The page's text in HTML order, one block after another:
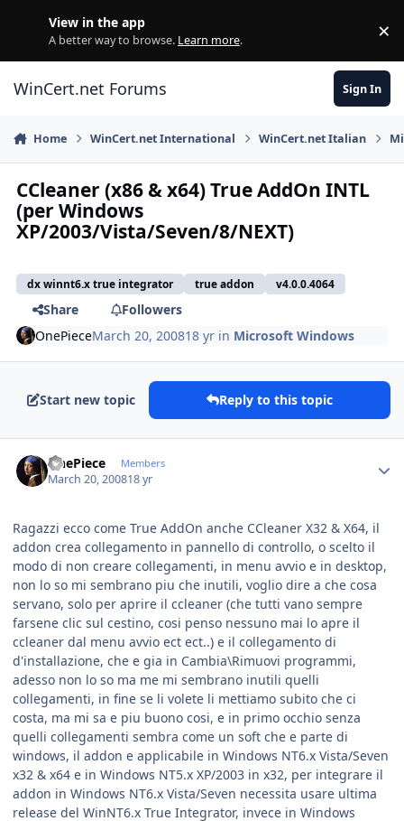
View in the app
A better way to browse. Learn more. ×
WinCert.net Forums Sign In
Home WinCert.net International WinCert.net Italian
CCleaner (x86 & x64) True AddOn INTL
(per Windows
XP/2003/Vista/Seven/8/NEXT)
dx winnt6.x true integrator true addon v4.0.0.4064
Share
Followers
OnePieceMarch 20, 200818 yr in Microsoft Windows
Start new topic Reply to this topic
OnePiece Members
March 20, 200818 yr
Ragazzi ecco come True AddOn anche CCleaner X32 & X64, il
addon crea collegamento in pannello di controllo, o scelto il
modo di non creare collegamenti, in menu avvio e in desktop,
non lo so mi sembrano piu che inutili, voglio dire a che cosa
servano, solo per aprire il ccleaner (che tutti vano sempre
farsene clic sul cestino, cosi penso nessuno mai lo apre il
ccleaner dal menu avvio ect ect..) e il collegamento di
d'installazione, che e gia in Cambia\Rimuovi programmi,
adesso non lo so ma me mi sembrano inutili quelli
collegamenti, in fine se li volete li mettiamo subito che ci
costa, ma mi sa e piu buono cosi, e in primo occhio senza
quelli collegamenti sembra come un soft che e parte di
windows, il addon e applicabile in Windows NT6.x Vista/Seven
x32 & x64 e in Windows NT5.x XP/2003 in x32, per integrare il
addon in Windows NT6.x Vista/Seven necessita usare ultima
release del WinNT6.x True Integrator, invece in Windows